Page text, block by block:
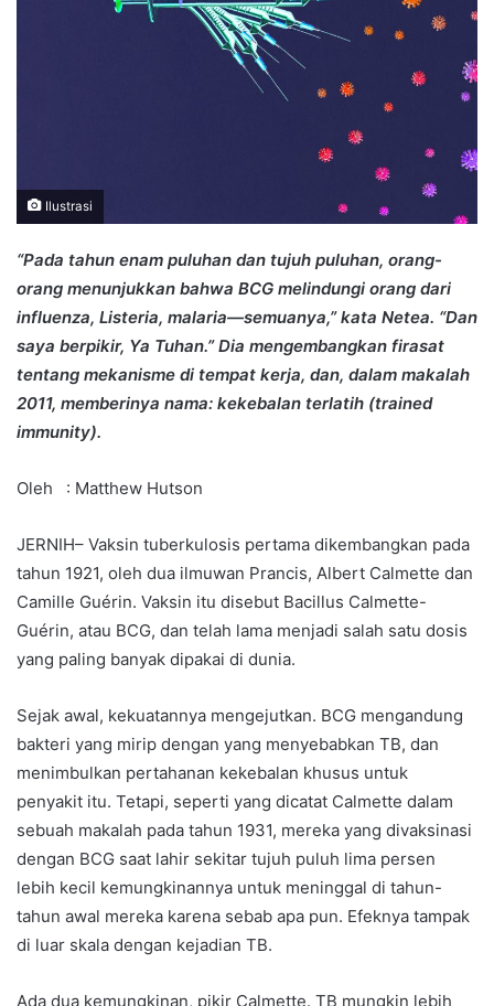
Ilustrasi
“Pada tahun enam puluhan dan tujuh puluhan, orang-
orang menunjukkan bahwa BCG melindungi orang dari
influenza, Listeria, malaria—semuanya,” kata Netea. “Dan
saya berpikir, Ya Tuhan.” Dia mengembangkan firasat
tentang mekanisme di tempat kerja, dan, dalam makalah
2011, memberinya nama: kekebalan terlatih (trained
immunity).
Oleh : Matthew Hutson
JERNIH– Vaksin tuberkulosis pertama dikembangkan pada
tahun 1921, oleh dua ilmuwan Prancis, Albert Calmette dan
Camille Guérin. Vaksin itu disebut Bacillus Calmette-
Guérin, atau BCG, dan telah lama menjadi salah satu dosis
yang paling banyak dipakai di dunia.
Sejak awal, kekuatannya mengejutkan. BCG mengandung
bakteri yang mirip dengan yang menyebabkan TB, dan
menimbulkan pertahanan kekebalan khusus untuk
penyakit itu. Tetapi, seperti yang dicatat Calmette dalam
sebuah makalah pada tahun 1931, mereka yang divaksinasi
dengan BCG saat lahir sekitar tujuh puluh lima persen
lebih kecil kemungkinannya untuk meninggal di tahun-
tahun awal mereka karena sebab apa pun. Efeknya tampak
di luar skala dengan kejadian TB.
Ada dua kemungkinan, pikir Calmette. TB mungkin lebih